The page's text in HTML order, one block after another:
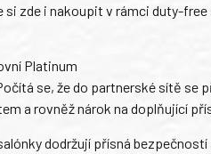
zde i nakoupit v rámci duty-free
Platinum
se, že do partnerské sítě se
a rovněž nárok na doplňující
dodržují přísná